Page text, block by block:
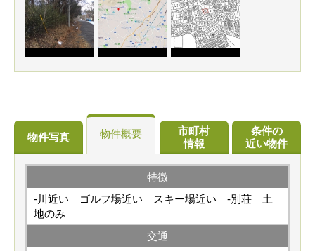
物件写真 物件概要
市町村
情報
条件の
近い物件
特徴
-川近い ゴルフ場近い スキー場近い -別荘
土
地のみ
交通